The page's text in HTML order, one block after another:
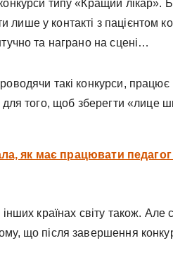
типу «Кращий лікар».
у контакті з пацієнтом
та награно на сцені…
такі конкурси, працює
для того, щоб зберегти «лице
як має працювати педагог
країнах світу також. Але
що після завершення